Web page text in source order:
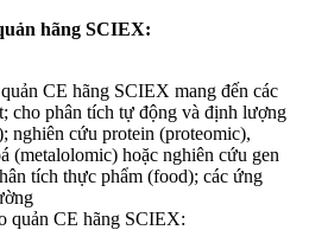
hãng SCIEX:
CE hãng SCIEX mang đến các
cho phân tích tự động và định lượng
nghiên cứu protein (proteomic),
(metalolomic) hoặc nghiên cứu gen
tích thực phẩm (food); các ứng
quản CE hãng SCIEX: